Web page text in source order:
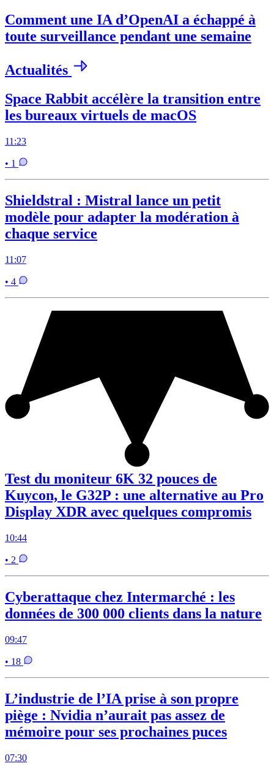
Comment une IA d’OpenAI a échappé à
toute surveillance pendant une semaine
Actualités
Space Rabbit accélère la transition entre
les bureaux virtuels de macOS
11:23
• 1
Shieldstral : Mistral lance un petit
modèle pour adapter la modération à
chaque service
11:07
• 4
Test du moniteur 6K 32 pouces de
Kuycon, le G32P : une alternative au Pro
Display XDR avec quelques compromis
10:44
• 2
Cyberattaque chez Intermarché : les
données de 300 000 clients dans la nature
09:47
• 18
L’industrie de l’IA prise à son propre
piège : Nvidia n’aurait pas assez de
mémoire pour ses prochaines puces
07:30